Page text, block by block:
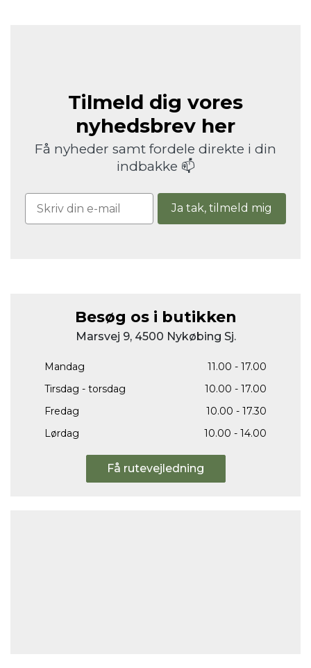
Tilmeld dig vores
nyhedsbrev her
Få nyheder samt fordele direkte i din
indbakke 📫
Ja tak, tilmeld mig
Besøg os i butikken
Marsvej 9, 4500 Nykøbing Sj.
Mandag
11.00 - 17.00
Tirsdag - torsdag
10.00 - 17.00
Fredag
10.00 - 17.30
Lørdag
10.00 - 14.00
Få rutevejledning